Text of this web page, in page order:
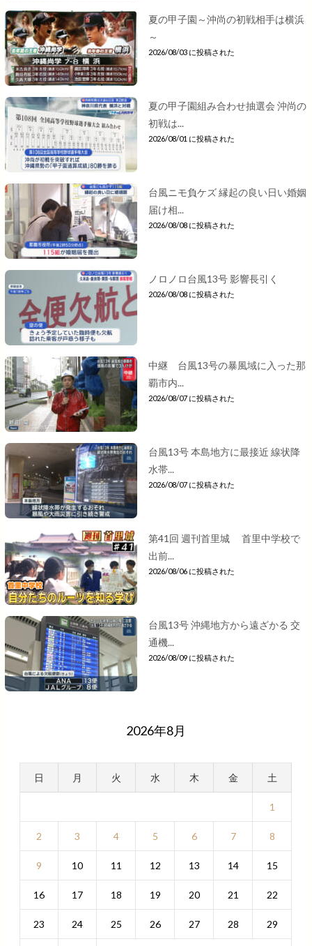
夏の甲子園～沖尚の初戦相手は横浜
～
2026/08/03 に投稿された
夏の甲子園組み合わせ抽選会 沖尚の
初戦は...
2026/08/01 に投稿された
台風ニモ負ケズ 縁起の良い日い婚姻
届け相...
2026/08/08 に投稿された
ノロノロ台風13号 影響長引く
2026/08/08 に投稿された
中継 台風13号の暴風域に入った那
覇市内...
2026/08/07 に投稿された
台風13号 本島地方に最接近 線状降
水帯...
2026/08/07 に投稿された
第41回 週刊首里城 首里中学校で
出前...
2026/08/06 に投稿された
台風13号 沖縄地方から遠ざかる 交
通機...
2026/08/09 に投稿された
2026年8月
日 月 火 水 木 金 土
1
2 3 4 5 6 7 8
9 10 11 12 13 14 15
16 17 18 19 20 21 22
23 24 25 26 27 28 29